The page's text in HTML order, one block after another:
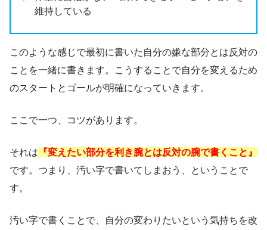
維持している
このような感じで最初に書いた自分の嫌な部分とは反対の
ことを一緒に書きます。こうすることで自分を変えるため
のスタートとゴールが明確になっていきます。
ここで一つ、コツがあります。
それは 『変えたい部分を利き腕とは反対の腕で書くこと』
です。つまり、汚い字で書いてしまおう、ということで
す。
汚い字で書くことで、自分の変わりたいという気持ちを改